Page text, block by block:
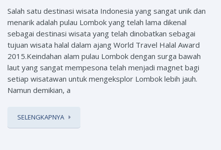
Salah satu destinasi wisata Indonesia yang sangat unik dan
menarik adalah pulau Lombok yang telah lama dikenal
sebagai destinasi wisata yang telah dinobatkan sebagai
tujuan wisata halal dalam ajang World Travel Halal Award
2015.Keindahan alam pulau Lombok dengan surga bawah
laut yang sangat mempesona telah menjadi magnet bagi
setiap wisatawan untuk mengeksplor Lombok lebih jauh.
Namun demikian, a
SELENGKAPNYA